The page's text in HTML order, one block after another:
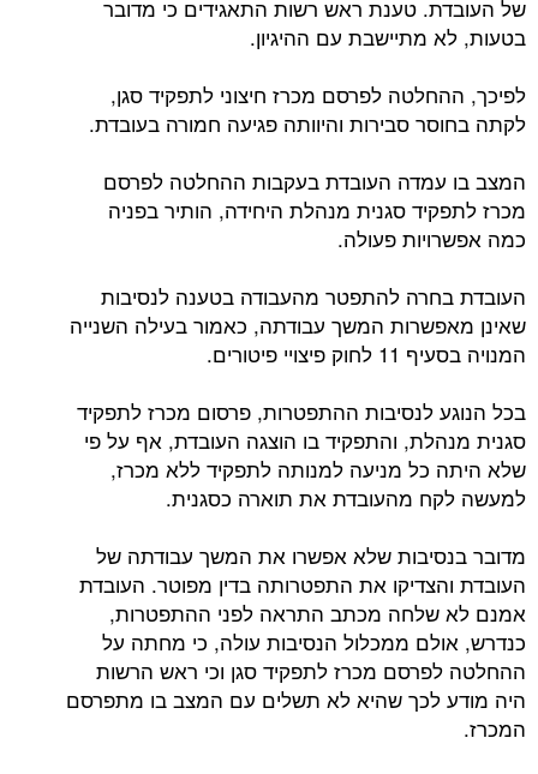
של העובדת. טענת ראש רשות התאגידים כי מדובר
בטעות, לא מתיישבת עם ההיגיון.
לפיכך, ההחלטה לפרסם מכרז חיצוני לתפקיד סגן,
לקתה בחוסר סבירות והיוותה פגיעה חמורה בעובדת.
המצב בו עמדה העובדת בעקבות ההחלטה לפרסם
מכרז לתפקיד סגנית מנהלת היחידה, הותיר בפניה
כמה אפשרויות פעולה.
העובדת בחרה להתפטר מהעבודה בטענה לנסיבות
שאינן מאפשרות המשך עבודתה, כאמור בעילה השנייה
המנויה בסעיף 11 לחוק פיצויי פיטורים.
בכל הנוגע לנסיבות ההתפטרות, פרסום מכרז לתפקיד
סגנית מנהלת, והתפקיד בו הוצגה העובדת, אף על פי
שלא היתה כל מניעה למנותה לתפקיד ללא מכרז,
למעשה לקח מהעובדת את תוארה כסגנית.
מדובר בנסיבות שלא אפשרו את המשך עבודתה של
העובדת והצדיקו את התפטרותה בדין מפוטר. העובדת
אמנם לא שלחה מכתב התראה לפני ההתפטרות,
כנדרש, אולם ממכלול הנסיבות עולה, כי מחתה על
ההחלטה לפרסם מכרז לתפקיד סגן וכי ראש הרשות
היה מודע לכך שהיא לא תשלים עם המצב בו מתפרסם
המכרז.